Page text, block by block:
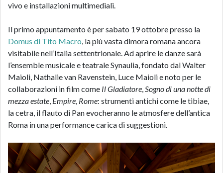
vivo e installazioni multimediali.
Il primo appuntamento è per sabato 19 ottobre presso la
Domus di Tito Macro, la più vasta dimora romana ancora
visitabile nell’Italia settentrionale. Ad aprire le danze sarà
l’ensemble musicale e teatrale Synaulia, fondato dal Walter
Maioli, Nathalie van Ravenstein, Luce Maioli e noto per le
collaborazioni in film come Il Gladiatore,Sogno di una notte di
mezza estate, Empire, Rome: strumenti antichi come le tibiae,
la cetra, il flauto di Pan evocheranno le atmosfere dell’antica
Roma in una performance carica di suggestioni.